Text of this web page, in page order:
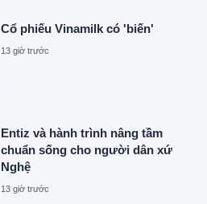
Cổ phiếu Vinamilk có 'biến'
13 giờ trước
Entiz và hành trình nâng tầm
chuẩn sống cho người dân xứ
Nghệ
13 giờ trước